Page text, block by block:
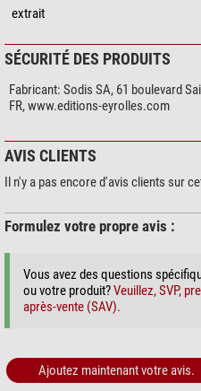
extrait
SÉCURITÉ DES PRODUITS
Fabricant: Sodis SA, 61 boulevard
FR, www.editions-eyrolles.com
AVIS CLIENTS
Il n'y a pas encore d'avis clients sur
Formulez votre propre avis :
Vous avez des questions
ou votre produit?Veuillez, SVP,
après-vente (SAV).
Ajoutez maintenant votre avis.